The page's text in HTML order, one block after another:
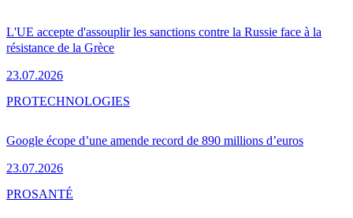
L'UE accepte d'assouplir les sanctions contre la Russie face à la
résistance de la Grèce
23.07.2026
Google écope d’une amende record de 890 millions d’euros
23.07.2026
PROTECHNOLOGIES
PROSANTÉ